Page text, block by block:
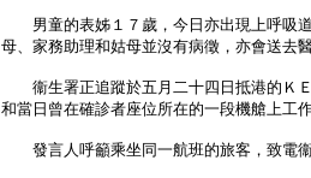
男童的表姊１７歲，今日亦出現上呼吸
母、家務助理和姑母並沒有病徵，亦會送去醫
衞生署正追蹤於五月二十四日抵港的ＫＥ
和當日曾在確診者座位所在的一段機艙上工
發言人呼籲乘坐同一航班的旅客，致電